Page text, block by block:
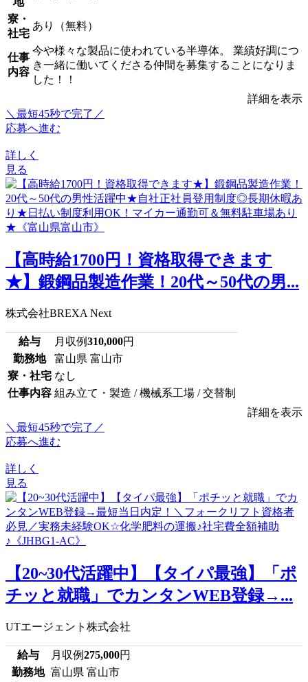
寮・
社宅
あり（無料）
仕事
内容
今や様々な製品に使われている半導体。 業績好調につ
き一緒に働いてくださる仲間を募集することになりま
した！！
詳細を表示
＼最短45秒で完了／
応募へ進む
詳しく
見る
【高時給1700円！資格取得できます
★】鍛鋼品製造作業！20代～50代の男...
株式会社BREXA Next
給与 月収例310,000円
勤務地
富山県 富山市
寮・社宅 なし
仕事内容 組み立て・製造 / 機械系工場 / 交替制
詳細を表示
＼最短45秒で完了／
応募へ進む
詳しく
見る
【20~30代活躍中】【タイパ最強】「ポ
チッと就職」でカンタンWEB登録→...
UTエージェント株式会社
給与 月収例275,000円
勤務地 富山県 富山市